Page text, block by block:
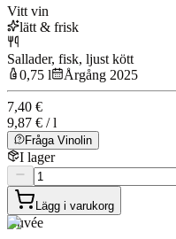
Vitt vin
lätt & frisk
Sallader, fisk, ljust kött
0,75 l
Årgång 2025
7,40 €
9,87 € / l
Fråga Vinolin
I lager
Lägg i varukorg
Cuvée